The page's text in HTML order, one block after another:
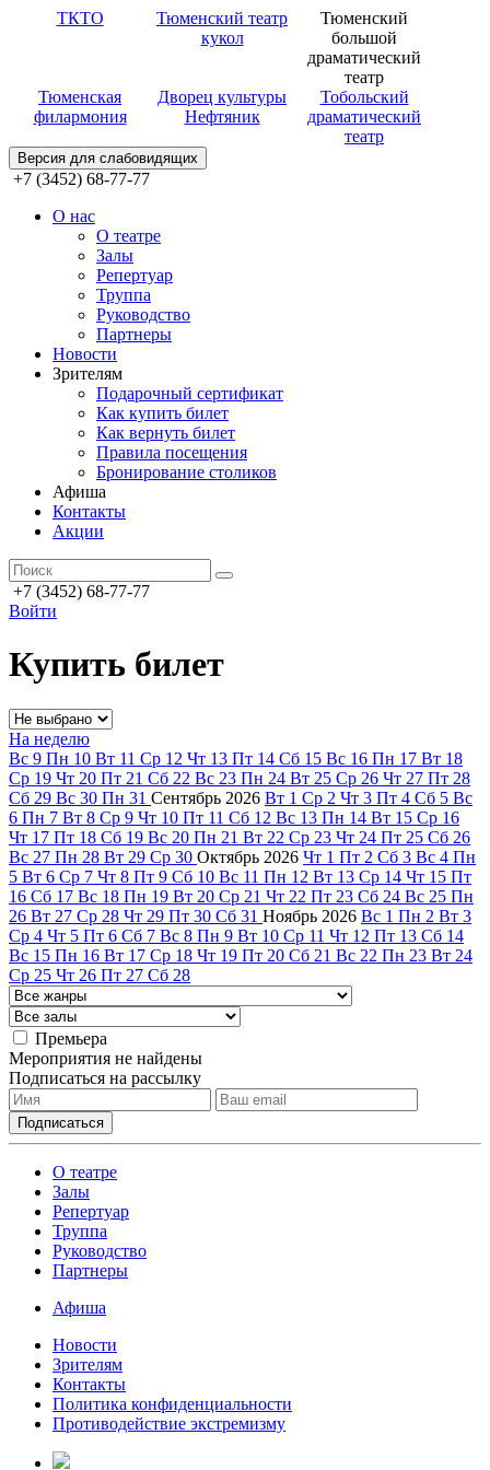
ТКТО
Тюменский театр
кукол
Тюменский
большой
драматический
театр
Тюменская
филармония
Дворец культуры
Нефтяник
Тобольский
драматический
театр
Версия для слабовидящих
+7 (3452) 68-77-77
О нас
О театре
Залы
Репертуар
Труппа
Руководство
Партнеры
Новости
Зрителям
Подарочный сертификат
Как купить билет
Как вернуть билет
Правила посещения
Бронирование столиков
Афиша
Контакты
Акции
+7 (3452) 68-77-77
Войти
Купить билет
На неделю
Вс 9 Пн 10 Вт 11 Ср 12 Чт 13 Пт 14 Сб 15 Вс 16 Пн 17 Вт 18
Ср 19 Чт 20 Пт 21 Сб 22 Вс 23 Пн 24 Вт 25 Ср 26 Чт 27 Пт 28
Сб 29 Вс 30 Пн 31 Сентябрь 2026 Вт 1 Ср 2 Чт 3 Пт 4 Сб 5 Вс
6 Пн 7 Вт 8 Ср 9 Чт 10 Пт 11 Сб 12 Вс 13 Пн 14 Вт 15 Ср 16
Чт 17 Пт 18 Сб 19 Вс 20 Пн 21 Вт 22 Ср 23 Чт 24 Пт 25 Сб 26
Вс 27 Пн 28 Вт 29 Ср 30 Октябрь 2026 Чт 1 Пт 2 Сб 3 Вс 4 Пн
5 Вт 6 Ср 7 Чт 8 Пт 9 Сб 10 Вс 11 Пн 12 Вт 13 Ср 14 Чт 15 Пт
16 Сб 17 Вс 18 Пн 19 Вт 20 Ср 21 Чт 22 Пт 23 Сб 24 Вс 25 Пн
26 Вт 27 Ср 28 Чт 29 Пт 30 Сб 31 Ноябрь 2026 Вс 1 Пн 2 Вт 3
Ср 4 Чт 5 Пт 6 Сб 7 Вс 8 Пн 9 Вт 10 Ср 11 Чт 12 Пт 13 Сб 14
Вс 15 Пн 16 Вт 17 Ср 18 Чт 19 Пт 20 Сб 21 Вс 22 Пн 23 Вт 24
Ср 25 Чт 26 Пт 27 Сб 28
Премьера
Мероприятия не найдены
Подписаться на рассылку
О театре
Залы
Репертуар
Труппа
Руководство
Партнеры
Афиша
Новости
Зрителям
Контакты
Политика конфиденциальности
Противодействие экстремизму